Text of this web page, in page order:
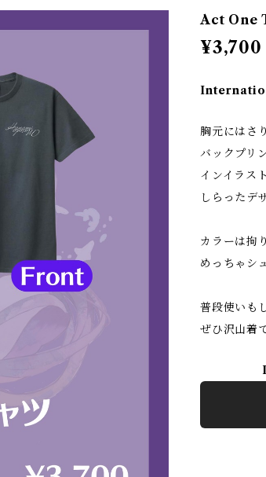
Act One
¥3,700
胸元にはさ
バックプリ
インイラス
しらったデ
カラーは拘
めっちゃシ
普段使いも
ぜひ沢山